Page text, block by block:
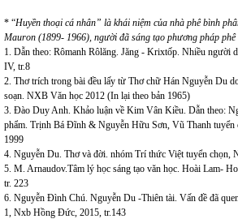
* “Huyền thoại cá nhân” là khái niệm của nhà phê bình
Mauron (1899- 1966), người đã sáng tạo phương pháp
1. Dẫn theo: Rômanh Rôlăng. Jăng - Krixtốp. Nhiều người
IV, tr.8
2. Thơ trích trong bài đều lấy từ Thơ chữ Hán Nguyễn Du
soạn. NXB Văn học 2012 (In lại theo bản 1965)
3. Đào Duy Anh. Khảo luận về Kim Vân Kiều. Dẫn theo:
phẩm. Trịnh Bá Đĩnh & Nguyễn Hữu Sơn, Vũ Thanh
1999
4. Nguyễn Du. Thơ và đời. nhóm Trí thức Việt tuyển chọn,
5. M. Arnaudov.Tâm lý học sáng tạo văn học. Hoài Lam-
tr. 223
6. Nguyễn Đình Chú. Nguyễn Du -Thiên tài. Vấn đề đã
1, Nxb Hồng Đức, 2015, tr.143